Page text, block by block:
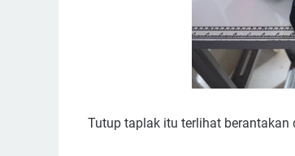
Tutup taplak itu terlihat berantakan